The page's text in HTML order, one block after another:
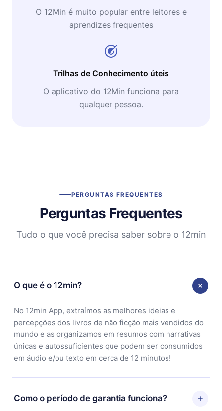
O 12Min é muito popular entre leitores e
aprendizes frequentes
Trilhas de Conhecimento úteis
O aplicativo do 12Min funciona para
qualquer pessoa.
PERGUNTAS FREQUENTES
Perguntas Frequentes
Tudo o que você precisa saber sobre o 12min
O que é o 12min?
No 12min App, extraímos as melhores ideias e
percepções dos livros de não ficção mais vendidos do
mundo e as organizamos em resumos com narrativas
únicas e autossuficientes que podem ser consumidos
em áudio e/ou texto em cerca de 12 minutos!
Como o período de garantia funciona?